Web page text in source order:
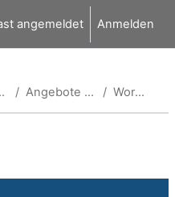
angemeldet Anmelden
Angebote für Lehrende Workshops